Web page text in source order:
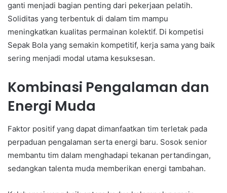
ganti menjadi bagian penting dari pekerjaan pelatih.
Soliditas yang terbentuk di dalam tim mampu
meningkatkan kualitas permainan kolektif. Di kompetisi
Sepak Bola yang semakin kompetitif, kerja sama yang baik
sering menjadi modal utama kesuksesan.
Kombinasi Pengalaman dan
Energi Muda
Faktor positif yang dapat dimanfaatkan tim terletak pada
perpaduan pengalaman serta energi baru. Sosok senior
membantu tim dalam menghadapi tekanan pertandingan,
sedangkan talenta muda memberikan energi tambahan.